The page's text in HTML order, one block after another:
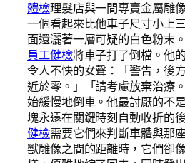
體檢理髮店與一間專賣金屬雕
一個看起來比他車子尺寸小上
面還灑著一層可疑的白色粉末
員工健檢將車子打了倒檔。他
令人不快的女聲：「警告，後
近於零。」「請考慮放棄治療
始緩慢地倒車。他最討厭的不
塊永遠在關鍵時刻自動收折的
健檢需要它們來判斷車體與那
獸雕像之間的距離時，它們卻